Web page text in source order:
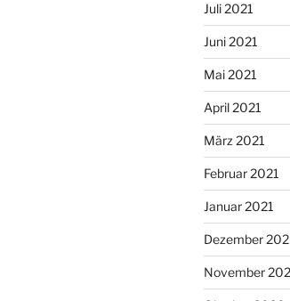
Juli 2021
Juni 2021
Mai 2021
April 2021
März 2021
Februar 2021
Januar 2021
Dezember
November